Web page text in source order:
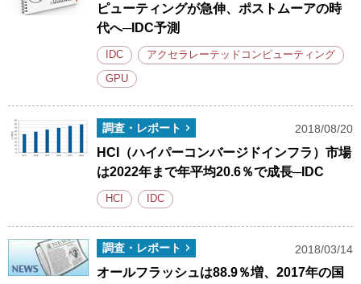
ピューティングが急伸、ポストムーアの時
代へ─IDC予測
IDC アクセラレーテッドコンピューティング
GPU
調査・レポート 2018/08/20
HCI（ハイパーコンバージドインフラ）市場
は2022年まで年平均20.6％で成長─IDC
HCI IDC
調査・レポート 2018/03/14
オールフラッシュは88.9％増、2017年の国